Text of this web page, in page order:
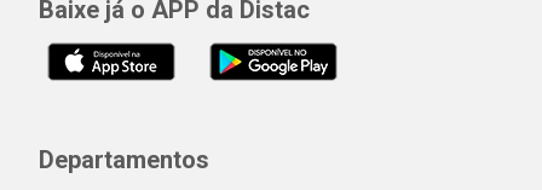
Baixe já o APP da Distac
Departamentos